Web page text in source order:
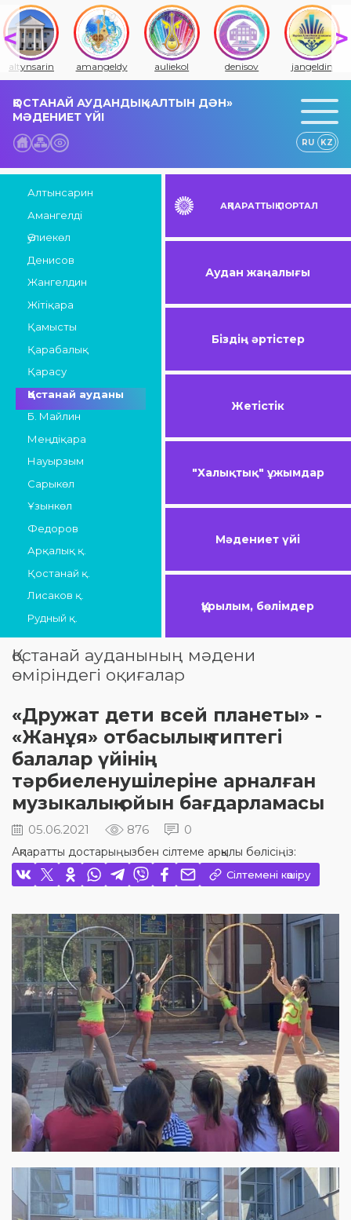
altynsarin amangeldy auliekol denisov jangeldin
ҚОСТАНАЙ АУДАНДЫҚ «АЛТЫН ДӘН»
МӘДЕНИЕТ ҮЙІ
RU KZ
Алтынсарин
Амангелді
Әулиекөл
Денисов
Жангелдин
Жітіқара
Қамысты
Қарабалық
Қарасу
Қостанай ауданы
Б. Майлин
Меңдіқара
Науырзым
Сарыкөл
Ұзынкөл
Федоров
Арқалық қ.
Қостанай қ.
Лисаков қ.
Рудный қ.
АҚПАРАТТЫҚ ПОРТАЛ
Аудан жаңалығы
Біздің әртістер
Жетістік
"Халықтық" ұжымдар
Мәдениет үйі
Құрылым, бөлімдер
Қостанай ауданының мәдени
өміріндегі оқиғалар
«Дружат дети всей планеты» -
«Жанұя» отбасылық типтегі
балалар үйінің
тәрбиеленушілеріне арналған
музыкалық-ойын бағдарламасы
05.06.2021 876 0
Ақпаратты достарыңызбен сілтеме арқылы бөлісіңіз:
Сілтемені көшіру